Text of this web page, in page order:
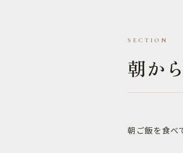
朝か
朝ご飯を食べ